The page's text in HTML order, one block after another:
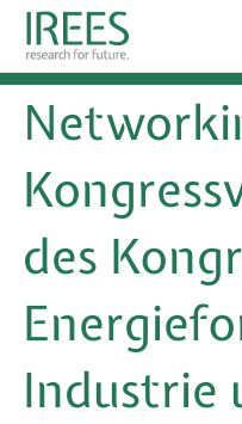
Zum
Inhalt
springen
ÜBER
des
Industrie